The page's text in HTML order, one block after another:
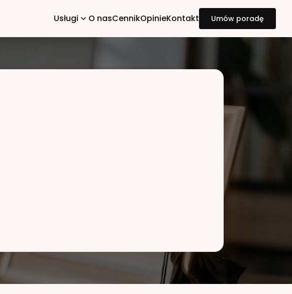
Usługi O nasCennikOpinieKontakt Umów poradę